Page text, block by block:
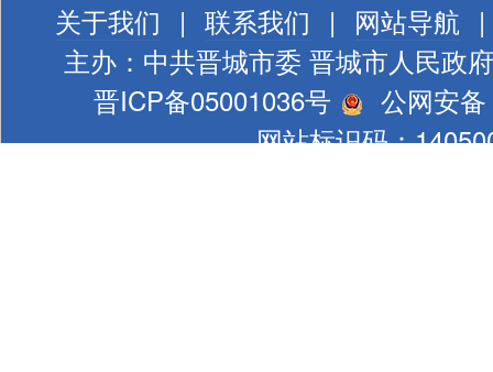
关于我们 | 联系我们 | 网站导航 |
主办：中共晋城市委 晋城市人民政府
晋ICP备05001036号
公网安
网站标识码：